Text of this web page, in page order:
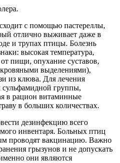
с помощью пастереллы,
отлично выживает даже в
и трупах птицы. Болезнь
высокая температура,
пищи, опухание суставов,
выделениями),
из клюва. Для лечения
сульфамидной группы,
в рацион витаминные
в больших количествах.
дезинфекцию всего
инвентаря. Больных птиц
проводят вакцинацию. Важно
грызунов и не допускать
они являются